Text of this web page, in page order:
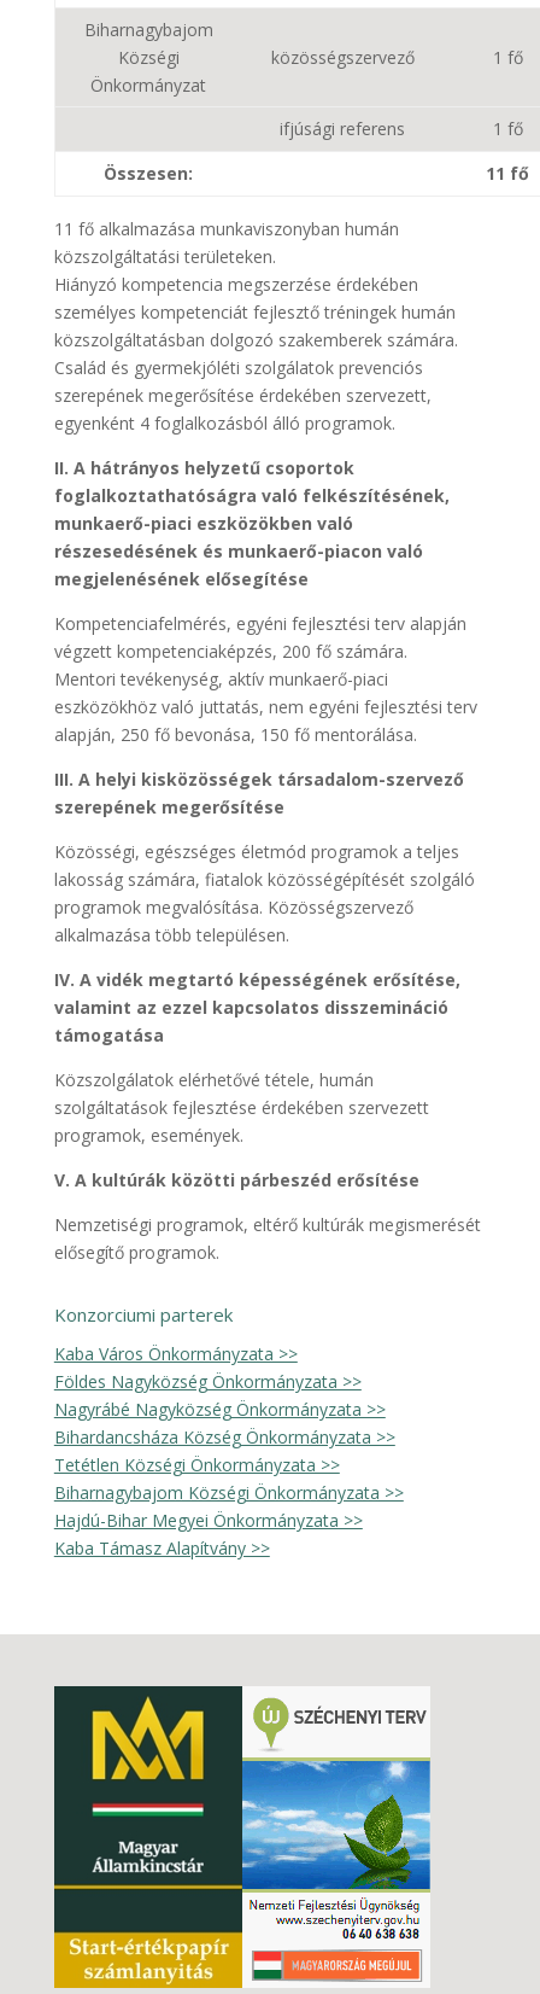
Biharnagybajom
Községi
Önkormányzat
közösségszervező 1 fő
ifjúsági referens
1 fő
Összesen:
11 fő
11 fő alkalmazása munkaviszonyban humán
közszolgáltatási területeken.
Hiányzó kompetencia megszerzése érdekében
személyes kompetenciát fejlesztő tréningek humán
közszolgáltatásban dolgozó szakemberek számára.
Család és gyermekjóléti szolgálatok prevenciós
szerepének megerősítése érdekében szervezett,
egyenként 4 foglalkozásból álló programok.
II. A hátrányos helyzetű csoportok
foglalkoztathatóságra való felkészítésének,
munkaerő-piaci eszközökben való
részesedésének és munkaerő-piacon való
megjelenésének elősegítése
Kompetenciafelmérés, egyéni fejlesztési terv alapján
végzett kompetenciaképzés, 200 fő számára.
Mentori tevékenység, aktív munkaerő-piaci
eszközökhöz való juttatás, nem egyéni fejlesztési terv
alapján, 250 fő bevonása, 150 fő mentorálása.
III. A helyi kisközösségek társadalom-szervező
szerepének megerősítése
Közösségi, egészséges életmód programok a teljes
lakosság számára, fiatalok közösségépítését szolgáló
programok megvalósítása. Közösségszervező
alkalmazása több településen.
IV. A vidék megtartó képességének erősítése,
valamint az ezzel kapcsolatos disszemináció
támogatása
Közszolgálatok elérhetővé tétele, humán
szolgáltatások fejlesztése érdekében szervezett
programok, események.
V. A kultúrák közötti párbeszéd erősítése
Nemzetiségi programok, eltérő kultúrák megismerését
elősegítő programok.
Konzorciumi parterek
Kaba Város Önkormányzata >>
Földes Nagyközség Önkormányzata >>
Nagyrábé Nagyközség Önkormányzata >>
Bihardancsháza Község Önkormányzata >>
Tetétlen Községi Önkormányzata >>
Biharnagybajom Községi Önkormányzata >>
Hajdú-Bihar Megyei Önkormányzata >>
Kaba Támasz Alapítvány >>